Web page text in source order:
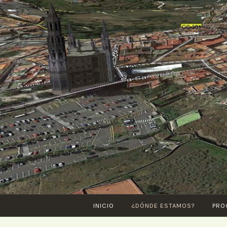
Saltar
al
contenido
INICIO ¿DÓNDE ESTAMOS?